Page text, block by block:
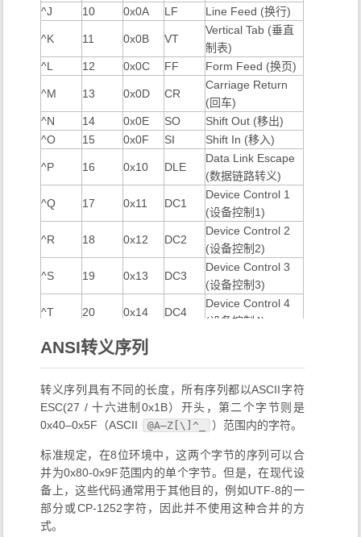
^J
10 0x0A LF Line Feed (换行)
^K 11 0x0B VT
Vertical Tab (垂直
制表)
^L
12 0x0C FF Form Feed (换页)
^M 13 0x0D CR
Carriage Return
(回车)
^N
14 0x0E SO
Shift Out (移出)
^O
15 0x0F SI Shift In (移入)
^P 16 0x10 DLE
Data Link Escape
(数据链路转义)
^Q 17 0x11 DC1
Device Control 1
(设备控制1)
^R 18 0x12 DC2
Device Control 2
(设备控制2)
^S 19 0x13 DC3
Device Control 3
(设备控制3)
^T 20 0x14 DC4
Device Control 4
(设备控制4)
^U 21 0x15
^V 22 0x16 SYN
Synchronous Idle
(同步空闲)
^W 0x17 ETB
End of
Transmission
Block (传输块结束)
^X
24 0x18 CAN Cancel (取消)
^Y 25 0x19 EM
End of Medium (介
ANSI转义序列
转义序列具有不同的长度，所有序列都以ASCII字符
ESC(27 / 十六进制0x1B）开头，第二个字节则是
0x40–0x5F（ASCII
@A–Z[\]^_ ）范围内的字符。
标准规定，在8位环境中，这两个字节的序列可以合
并为0x80-0x9F范围内的单个字节。但是，在现代设
备上，这些代码通常用于其他目的，例如UTF-8的一
部分或CP-1252字符，因此并不使用这种合并的方
式。